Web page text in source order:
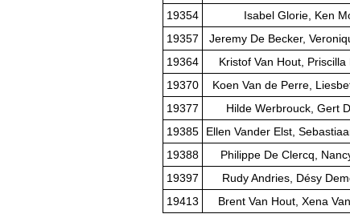
19354
Isabel Glorie, Ken
19357
Jeremy De Becker,
19364
Kristof Van Hout, Priscilla
19370
Koen Van de Perre,
19377
Hilde Werbrouck, Gert
19385
Ellen Vander Elst,
19388
Philippe De Clercq,
19397
Rudy Andries, Désy
19413
Brent Van Hout, Xena